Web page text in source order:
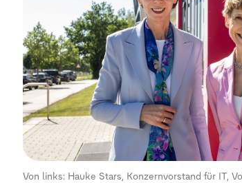
Von links: Hauke Stars, Konzernvorstand für IT,